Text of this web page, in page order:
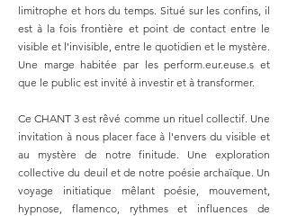
limitrophe et hors du temps. Situé sur les confins, il
est à la fois frontière et point de contact entre le
visible et l'invisible, entre le quotidien et le mystère.
Une marge habitée par les perform.eur.euse.s et
que le public est invité à investir et à transformer.
Ce CHANT 3 est rêvé comme un rituel collectif. Une
invitation à nous placer face à l'envers du visible et
au mystère de notre finitude. Une exploration
collective du deuil et de notre poésie archaïque. Un
voyage initiatique mêlant poésie, mouvement,
hypnose, flamenco, rythmes et influences de